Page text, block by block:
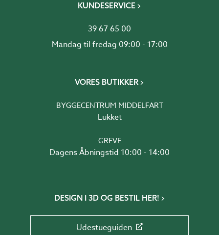
KUNDESERVICE
39 67 65 00
Mandag til fredag 09:00 - 17:00
VORES BUTIKKER
BYGGECENTRUM MIDDELFART
Lukket
GREVE
Dagens Åbningstid 10:00 - 14:00
DESIGN I 3D OG BESTIL HER!
Udestueguiden